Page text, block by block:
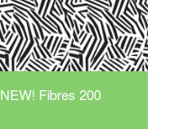
NEW! Fibres 200